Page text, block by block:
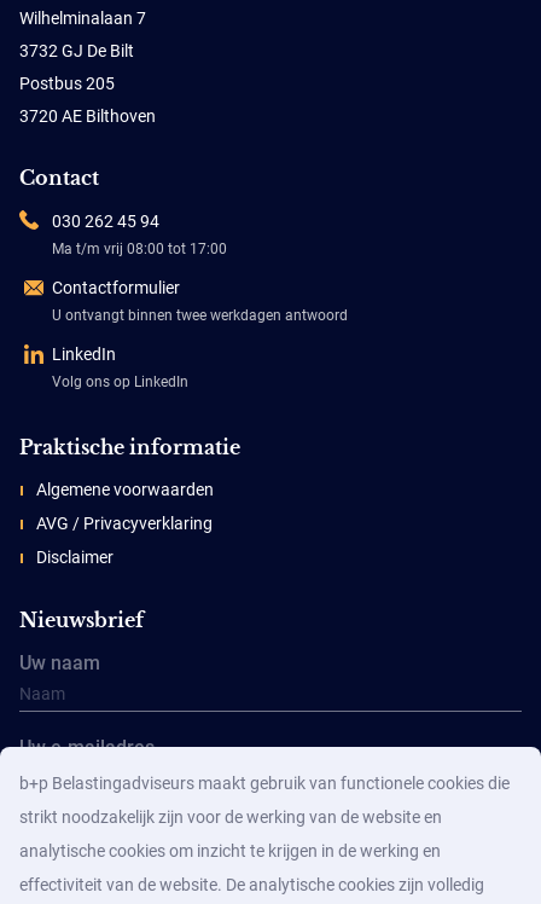
Wilhelminalaan 7
3732 GJ De Bilt
Postbus 205
3720 AE Bilthoven
Contact
030 262 45 94
Ma t/m vrij 08:00 tot 17:00
Contactformulier
U ontvangt binnen twee werkdagen antwoord
LinkedIn
Volg ons op LinkedIn
Praktische informatie
Algemene voorwaarden
AVG / Privacyverklaring
Disclaimer
Nieuwsbrief
Uw naam
Uw e-mailadres
b+p Belastingadviseurs maakt gebruik van functionele cookies die
strikt noodzakelijk zijn voor de werking van de website en
analytische cookies om inzicht te krijgen in de werking en
effectiviteit van de website. De analytische cookies zijn volledig